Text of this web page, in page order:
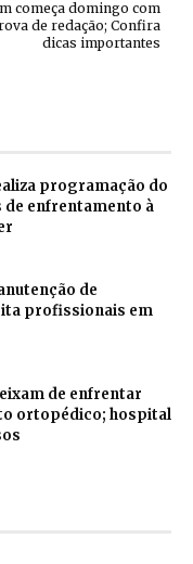
começa domingo com
de redação; Confira
dicas importantes
programação do
de enfrentamento à
de
profissionais em
de enfrentar
ortopédico; hospital